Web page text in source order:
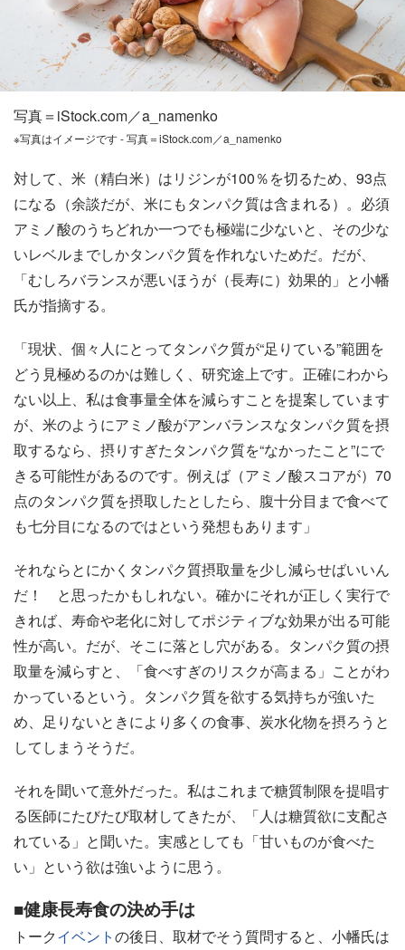
写真＝iStock.com／a_namenko
※写真はイメージです - 写真＝iStock.com／a_namenko
対して、米（精白米）はリジンが100％を切るため、93点
になる（余談だが、米にもタンパク質は含まれる）。必須
アミノ酸のうちどれか一つでも極端に少ないと、その少な
いレベルまでしかタンパク質を作れないためだ。だが、
「むしろバランスが悪いほうが（長寿に）効果的」と小幡
氏が指摘する。
「現状、個々人にとってタンパク質が“足りている”範囲を
どう見極めるのかは難しく、研究途上です。正確にわから
ない以上、私は食事量全体を減らすことを提案しています
が、米のようにアミノ酸がアンバランスなタンパク質を摂
取するなら、摂りすぎたタンパク質を“なかったこと”にで
きる可能性があるのです。例えば（アミノ酸スコアが）70
点のタンパク質を摂取したとしたら、腹十分目まで食べて
も七分目になるのではという発想もあります」
それならとにかくタンパク質摂取量を少し減らせばいいん
だ！ と思ったかもしれない。確かにそれが正しく実行で
きれば、寿命や老化に対してポジティブな効果が出る可能
性が高い。だが、そこに落とし穴がある。タンパク質の摂
取量を減らすと、「食べすぎのリスクが高まる」ことがわ
かっているという。タンパク質を欲する気持ちが強いた
め、足りないときにより多くの食事、炭水化物を摂ろうと
してしまうそうだ。
それを聞いて意外だった。私はこれまで糖質制限を提唱す
る医師にたびたび取材してきたが、「人は糖質欲に支配さ
れている」と聞いた。実感としても「甘いものが食べた
い」という欲は強いように思う。
■健康長寿食の決め手は
トークイベントの後日、取材でそう質問すると、小幡氏は